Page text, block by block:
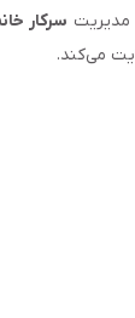
سرکار
می‌کند.